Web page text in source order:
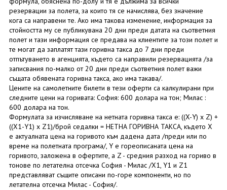
резервации за полета, за които тя се начислява, без значение
кога са направени те. Ако има такова изменение, информация за
стойността му се публикувана 20 дни преди датата на съответния
полет и тази информация се предава на клиентите за този полет и
те могат да заплатят тази горивна такса до 7 дни преди
отпътуването в агенцията, където са направили резервацията /за
записвания по-малко от 20 дни преди съответния полет важи
същата обявената горивна такса, ако има такава/.
Цените на самолетните билети в тези оферти са калкулирани при
следните цени на горивата: София: 600 долара на тон; Милас :
600 долара на тон.
Формулата за изчисляване на нетната горивна такса е: ((X-Y) x Z) +
((X1-Y1) x Z1)/брой седалки = НЕТНА ГОРИВНА ТАКСА, където X
е актуалната цена на горивото към дадена дата /преди или по
време на полетната програма/, Y е гореописаната цена на
горивото, заложена в офертите, а Z - средния разход на гориво в
тонове по летателна отсечка София - Милас /X1, Y1 и Z1
представляват същите описани по-горе компоненти, но по
летателна отсечка Милас - София/.